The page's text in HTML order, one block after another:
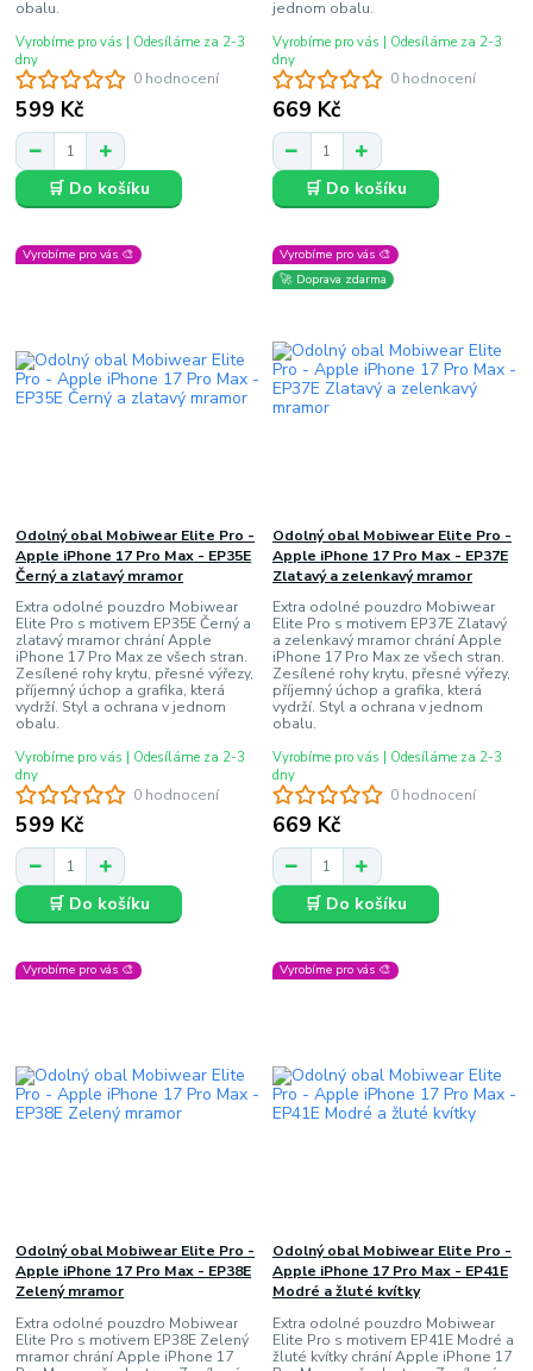
0 hodnocení
obalu.
599 Kč
Vyrobíme pro vás | Odesíláme za 2-3
dny
🛒 Do košíku
0 hodnocení
jednom obalu.
669 Kč
Vyrobíme pro vás | Odesíláme za 2-3
dny
🛒 Do košíku
Vyrobíme pro vás 🎨
0 hodnocení
Odolný obal Mobiwear Elite Pro -
Apple iPhone 17 Pro Max - EP35E
Černý a zlatavý mramor
Extra odolné pouzdro Mobiwear
Elite Pro s motivem EP35E Černý a
zlatavý mramor chrání Apple
iPhone 17 Pro Max ze všech stran.
Zesílené rohy krytu, přesné výřezy,
příjemný úchop a grafika, která
vydrží. Styl a ochrana v jednom
obalu.
599 Kč
Vyrobíme pro vás | Odesíláme za 2-3
dny
🛒 Do košíku
Vyrobíme pro vás 🎨
🚀 Doprava zdarma
0 hodnocení
Odolný obal Mobiwear Elite Pro -
Apple iPhone 17 Pro Max - EP37E
Zlatavý a zelenkavý mramor
Extra odolné pouzdro Mobiwear
Elite Pro s motivem EP37E Zlatavý
a zelenkavý mramor chrání Apple
iPhone 17 Pro Max ze všech stran.
Zesílené rohy krytu, přesné výřezy,
příjemný úchop a grafika, která
vydrží. Styl a ochrana v jednom
obalu.
669 Kč
Vyrobíme pro vás | Odesíláme za 2-3
dny
🛒 Do košíku
Vyrobíme pro vás 🎨
Odolný obal Mobiwear Elite Pro -
Apple iPhone 17 Pro Max - EP38E
Zelený mramor
Extra odolné pouzdro Mobiwear
Elite Pro s motivem EP38E Zelený
mramor chrání Apple iPhone 17
Vyrobíme pro vás 🎨
Odolný obal Mobiwear Elite Pro -
Apple iPhone 17 Pro Max - EP41E
Modré a žluté kvítky
Extra odolné pouzdro Mobiwear
Elite Pro s motivem EP41E Modré a
žluté kvítky chrání Apple iPhone 17